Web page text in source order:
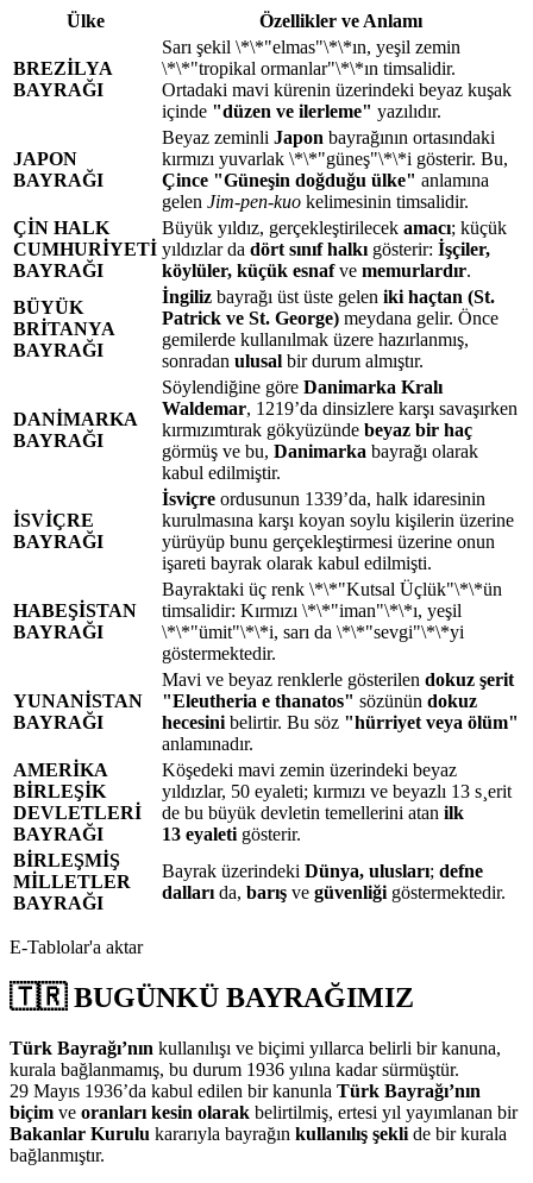
Ülke Özellikler ve Anlamı
BREZİLYA
BAYRAĞI
Sarı şekil \*\*"elmas"\*\*ın, yeşil zemin
\*\*"tropikal ormanlar"\*\*ın timsalidir.
Ortadaki mavi kürenin üzerindeki beyaz kuşak
içinde "düzen ve ilerleme" yazılıdır.
JAPON
BAYRAĞI
Beyaz zeminli Japon bayrağının ortasındaki
kırmızı yuvarlak \*\*"güneş"\*\*i gösterir. Bu,
Çince "Güneşin doğduğu ülke" anlamına
gelen Jim-pen-kuo kelimesinin timsalidir.
ÇİN HALK
CUMHURİYETİ
BAYRAĞI
Büyük yıldız, gerçekleştirilecek amacı; küçük
yıldızlar da dört sınıf halkı gösterir: İşçiler,
köylüler, küçük esnafve memurlardır.
BÜYÜK
BRİTANYA
BAYRAĞI
İngiliz bayrağı üst üste gelen iki haçtan (St.
Patrick ve St. George) meydana gelir. Önce
gemilerde kullanılmak üzere hazırlanmış,
sonradan ulusal bir durum almıştır.
DANİMARKA
BAYRAĞI
Söylendiğine göre Danimarka Kralı
Waldemar, 1219’da dinsizlere karşı savaşırken
kırmızımtırak gökyüzünde beyaz bir haç
görmüş ve bu, Danimarka bayrağı olarak
kabul edilmiştir.
İSVİÇRE
BAYRAĞI
İsviçre ordusunun 1339’da, halk idaresinin
kurulmasına karşı koyan soylu kişilerin üzerine
yürüyüp bunu gerçekleştirmesi üzerine onun
işareti bayrak olarak kabul edilmişti.
HABEŞİSTAN
BAYRAĞI
Bayraktaki üç renk \*\*"Kutsal Üçlük"\*\*ün
timsalidir: Kırmızı \*\*"iman"\*\*ı, yeşil
\*\*"ümit"\*\*i, sarı da \*\*"sevgi"\*\*yi
göstermektedir.
YUNANİSTAN
BAYRAĞI
Mavi ve beyaz renklerle gösterilen dokuz şerit
"Eleutheria e thanatos" sözünün dokuz
hecesini belirtir. Bu söz "hürriyet veya ölüm"
anlamınadır.
AMERİKA
BİRLEŞİK
DEVLETLERİ
BAYRAĞI
Köşedeki mavi zemin üzerindeki beyaz
yıldızlar, 50 eyaleti; kırmızı ve beyazlı 13 s¸​erit
de bu büyük devletin temellerini atan ilk
13 eyaleti gösterir.
BİRLEŞMİŞ
MİLLETLER
BAYRAĞI
Bayrak üzerindeki Dünya, ulusları; defne
dalları da, barış ve güvenliği göstermektedir.
E-Tablolar'a aktar
🇹🇷 BUGÜNKÜ BAYRAĞIMIZ
Türk Bayrağı’nın kullanılışı ve biçimi yıllarca belirli bir kanuna,
kurala bağlanmamış, bu durum 1936 yılına kadar sürmüştür.
29 Mayıs 1936’da kabul edilen bir kanunla Türk Bayrağı’nın
biçim ve oranları kesin olarak belirtilmiş, ertesi yıl yayımlanan bir
Bakanlar Kurulu kararıyla bayrağın kullanılış şekli de bir kurala
bağlanmıştır.